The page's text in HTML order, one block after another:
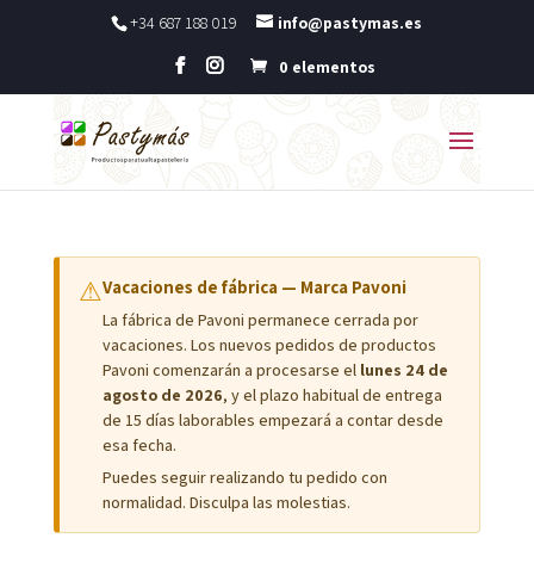
+34 687 188 019 info@pastymas.es
0 elementos
⚠Vacaciones de fábrica — Marca Pavoni
La fábrica de Pavoni permanece cerrada por
vacaciones. Los nuevos pedidos de productos
Pavoni comenzarán a procesarse el lunes 24 de
agosto de 2026, y el plazo habitual de entrega
de 15 días laborables empezará a contar desde
esa fecha.
Puedes seguir realizando tu pedido con
normalidad. Disculpa las molestias.